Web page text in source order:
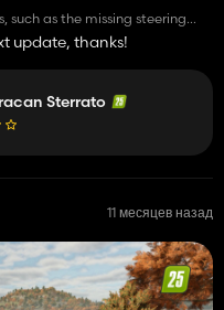
such as the missing steering
lights that don't turn on and
missing, the interior
update, thanks!
Sterrato
11 месяцев назад